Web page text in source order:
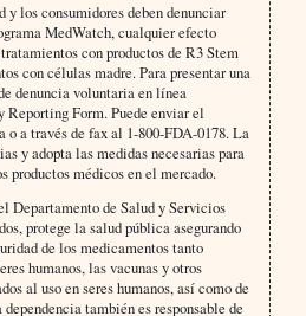
y los consumidores deben denunciar
MedWatch, cualquier efecto
con productos de R3 Stem
con células madre. Para presentar una
denuncia voluntaria en línea
Form. Puede enviar el
a través de fax al 1-800-FDA-0178. La
y adopta las medidas necesarias para
productos médicos en el mercado.
Departamento de Salud y Servicios
protege la salud pública asegurando
de los medicamentos tanto
humanos, las vacunas y otros
al uso en seres humanos, así como de
también es responsable de